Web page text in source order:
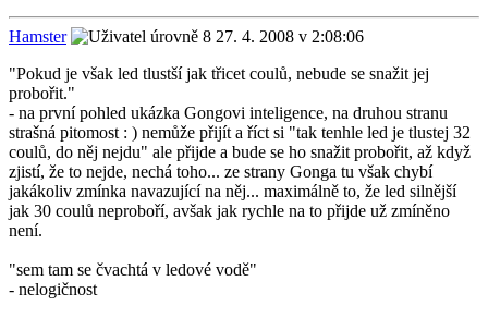
Hamster
27. 4. 2008 v 2:08:06
"Pokud je však led tlustší jak třicet coulů, nebude se snažit jej
probořit."
- na první pohled ukázka Gongovi inteligence, na druhou stranu
strašná pitomost : ) nemůže přijít a říct si "tak tenhle led je tlustej 32
coulů, do něj nejdu" ale přijde a bude se ho snažit probořit, až když
zjistí, že to nejde, nechá toho... ze strany Gonga tu však chybí
jakákoliv zmínka navazující na něj... maximálně to, že led silnější
jak 30 coulů neproboří, avšak jak rychle na to přijde už zmíněno
není.
"sem tam se čvachtá v ledové vodě"
- nelogičnost